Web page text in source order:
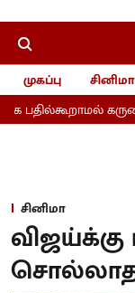
முகப்பு சினிமா
சினிமா
விஜய்க்கு
சொல்லாத